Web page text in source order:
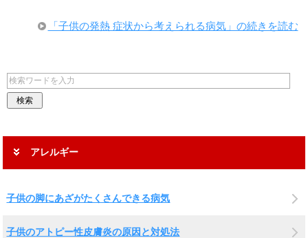
「子供の発熱 症状から考えられる病気」の続きを読む
アレルギー
子供の脚にあざがたくさんできる病気
子供のアトピー性皮膚炎の原因と対処法